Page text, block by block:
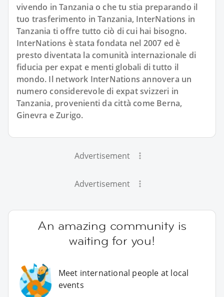
vivendo in Tanzania o che tu stia preparando il
tuo trasferimento in Tanzania, InterNations in
Tanzania ti offre tutto ciò di cui hai bisogno.
InterNations è stata fondata nel 2007 ed è
presto diventata la comunità internazionale di
fiducia per expat e menti globali di tutto il
mondo. Il network InterNations annovera un
numero considerevole di expat svizzeri in
Tanzania, provenienti da città come Berna,
Ginevra e Zurigo.
Advertisement
Advertisement
An amazing community is
waiting for you!
Meet international people at local
events